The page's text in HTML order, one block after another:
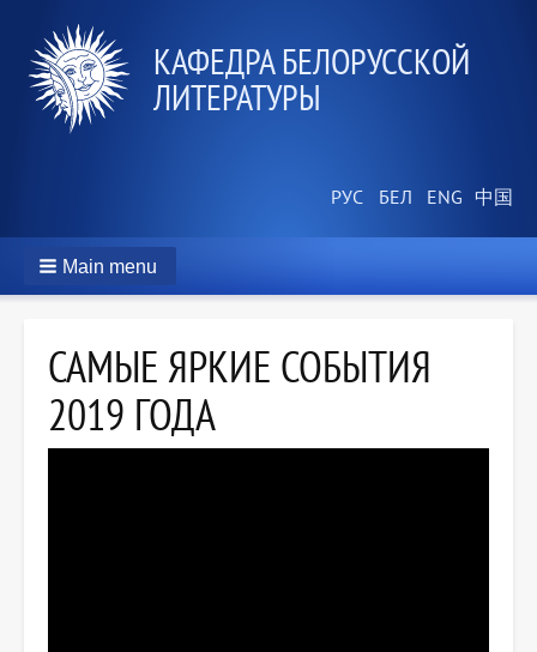
КАФЕДРА БЕЛОРУССКОЙ
ЛИТЕРАТУРЫ
Main menu
САМЫЕ ЯРКИЕ СОБЫТИЯ
2019 ГОДА